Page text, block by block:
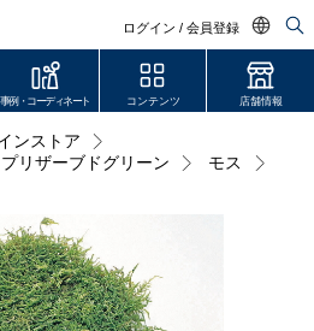
ログイン / 会員登録
日本語
中文简体
事例・コーディネート コンテンツ 店舗情報
ンストア
プリザーブドグリーン
モス